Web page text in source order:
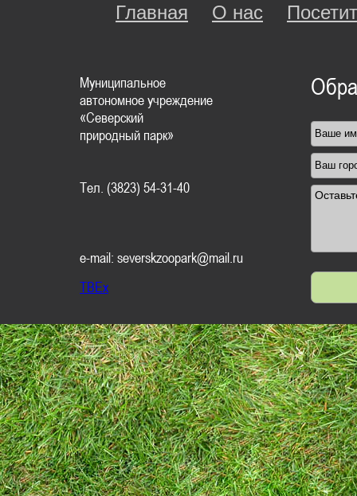
Главная О нас
Муниципальное
автономное учреждение
«Северский
природный парк»
Тел. (3823) 54-31-40
e-mail: severskzoopark@mail.ru
TBEx